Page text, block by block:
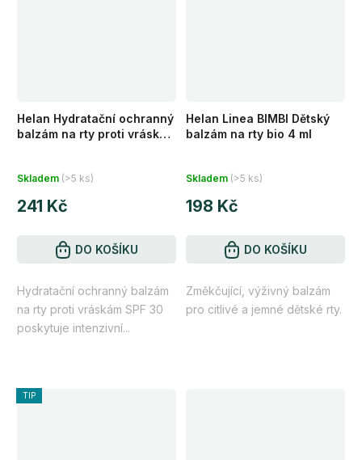
Helan Hydratační ochranný
balzám na rty proti vráskám
hodnocení
produktu
5
hvězdiček.
Skladem (>5 ks)
241 Kč
DO KOŠÍKU
Hydratační ochranný balzám
na rty proti vráskám SPF 30
poskytuje intenzivní...
Helan Linea BIMBI Dětský
balzám na rty bio 4 ml
hodnocení
produktu
5
hvězdiček.
Skladem (>5 ks)
198 Kč
DO KOŠÍKU
Změkčující, výživný balzám
pro citlivé a jemné dětské rty.
TIP